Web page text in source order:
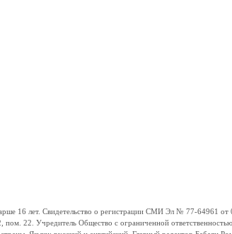
16 лет. Свидетельство о регистрации СМИ Эл № 77-64961 от
22. Учредитель Общество с ограниченной